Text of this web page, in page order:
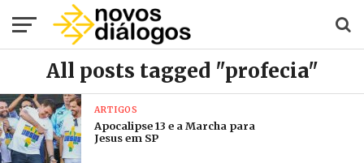
All posts tagged "profecia"
ARTIGOS
Apocalipse 13 e a Marcha para
Jesus em SP